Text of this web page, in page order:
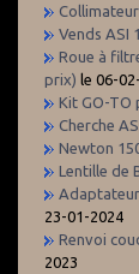
Collimateur
Vends ASI
Roue à
prix) le 06-
Kit GO-TO
Cherche
Newton
Lentille de
23-01-2024
Renvoi
2023